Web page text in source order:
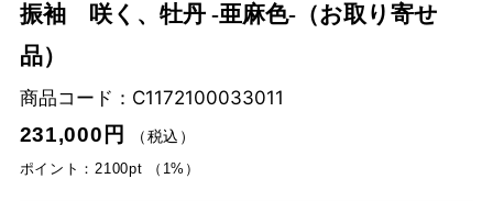
振袖 咲く、牡丹 -亜麻色-（お取り寄せ
品）
商品コード： C1172100033011
231,000円
（税込）
ポイント：2100pt （1%）